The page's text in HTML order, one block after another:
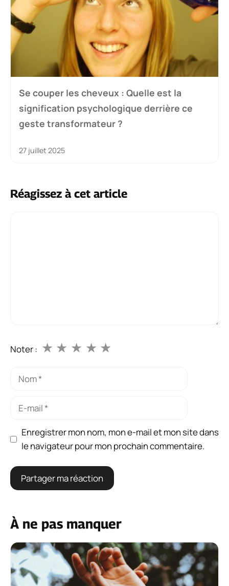
Se couper les cheveux : Quelle est la
signification psychologique derrière ce
geste transformateur ?
27 juillet 2025
Réagissez à cet article
Noter : ★
★
★
★
★
Nom
Enregistrer mon nom, mon e-mail et mon site dans
le navigateur pour mon prochain commentaire.
À ne pas manquer